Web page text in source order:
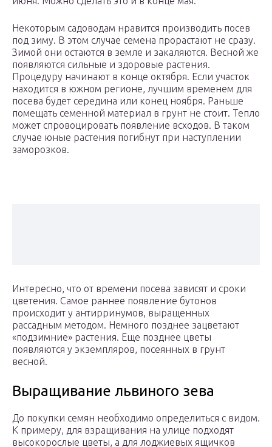
Некоторым садоводам нравится производить посев
под зиму. В этом случае семена прорастают не сразу.
Зимой они остаются в земле и закаляются. Весной же
появляются сильные и здоровые растения.
Процедуру начинают в конце октября. Если участок
находится в южном регионе, лучшим временем для
посева будет середина или конец ноября. Раньше
помещать семенной материал в грунт не стоит. Тепло
может спровоцировать появление всходов. В таком
случае юные растения погибнут при наступлении
заморозков.
Интересно, что от времени посева зависят и сроки
цветения. Самое раннее появление бутонов
происходит у антирринумов, выращенных
рассадным методом. Немного позднее зацветают
«подзимние» растения. Еще позднее цветы
появляются у экземпляров, посеянных в грунт
весной.
Выращивание львиного зева
До покупки семян необходимо определиться с видом.
К примеру, для взращивания на улице подходят
высокорослые цветы, а для лоджиевых ящичков